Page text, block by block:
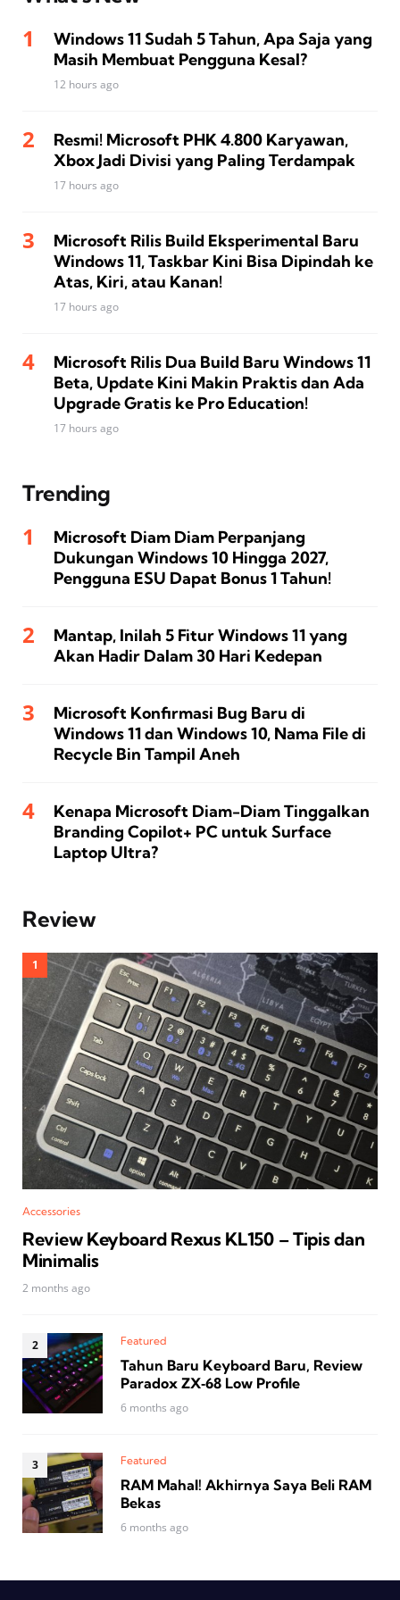
Windows 11 Sudah 5 Tahun, Apa Saja yang
Masih Membuat Pengguna Kesal?
12 hours ago
Resmi! Microsoft PHK 4.800 Karyawan,
Xbox Jadi Divisi yang Paling Terdampak
17 hours ago
Microsoft Rilis Build Eksperimental Baru
Windows 11, Taskbar Kini Bisa Dipindah ke
Atas, Kiri, atau Kanan!
17 hours ago
Microsoft Rilis Dua Build Baru Windows 11
Beta, Update Kini Makin Praktis dan Ada
Upgrade Gratis ke Pro Education!
17 hours ago
Trending
Microsoft Diam Diam Perpanjang
Dukungan Windows 10 Hingga 2027,
Pengguna ESU Dapat Bonus 1 Tahun!
Mantap, Inilah 5 Fitur Windows 11 yang
Akan Hadir Dalam 30 Hari Kedepan
Microsoft Konfirmasi Bug Baru di
Windows 11 dan Windows 10, Nama File di
Recycle Bin Tampil Aneh
Kenapa Microsoft Diam-Diam Tinggalkan
Branding Copilot+ PC untuk Surface
Laptop Ultra?
Review
Accessories
Review Keyboard Rexus KL150 – Tipis dan
Minimalis
2 months ago
Featured
Tahun Baru Keyboard Baru, Review
Paradox ZX‑68 Low Profile
6 months ago
Featured
RAM Mahal! Akhirnya Saya Beli RAM
Bekas
6 months ago